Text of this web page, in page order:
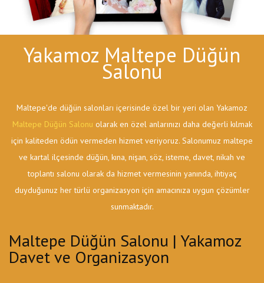
Yakamoz Maltepe Düğün
Salonu
Maltepe'de düğün salonları içerisinde özel bir yeri olan Yakamoz
Maltepe Düğün Salonu olarak en özel anlarınızı daha değerli kılmak
için kaliteden ödün vermeden hizmet veriyoruz. Salonumuz maltepe
ve kartal ilçesinde düğün, kına, nişan, söz, isteme, davet, nikah ve
toplantı salonu olarak da hizmet vermesinin yanında, ihtiyaç
duyduğunuz her türlü organizasyon için amacınıza uygun çözümler
sunmaktadır.
Maltepe Düğün Salonu | Yakamoz
Davet ve Organizasyon